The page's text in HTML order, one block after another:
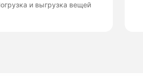
и выгрузка вещей